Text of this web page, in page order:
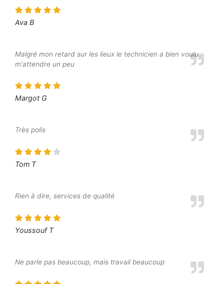
Ava B
Malgré mon retard sur les lieux le technicien a bien voulu
m'attendre un peu
Margot G
Très polis
Tom T
Rien à dire, services de qualité
Youssouf T
Ne parle pas beaucoup, mais travail beaucoup